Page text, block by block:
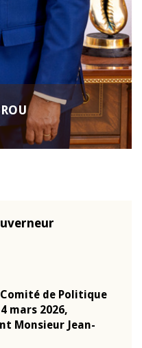
de Politique
mars 2026,
Monsieur Jean-